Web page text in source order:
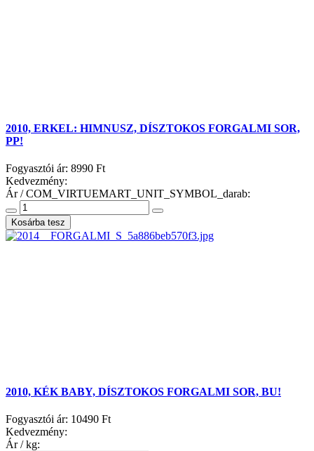
2010, ERKEL: HIMNUSZ, DÍSZTOKOS FORGALMI SOR,
PP!
Fogyasztói ár: 8990 Ft
Kedvezmény:
Ár / COM_VIRTUEMART_UNIT_SYMBOL_darab:
2010, KÉK BABY, DÍSZTOKOS FORGALMI SOR, BU!
Fogyasztói ár: 10490 Ft
Kedvezmény:
Ár / kg: